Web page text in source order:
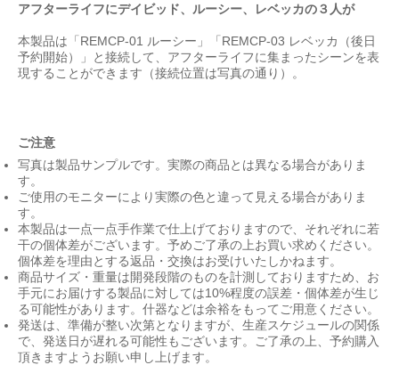
アフターライフにデイビッド、ルーシー、レベッカの３人が
本製品は「REMCP-01 ルーシー」「REMCP-03 レベッカ（後日
予約開始）」と接続して、アフターライフに集まったシーンを表
現することができます（接続位置は写真の通り）。
ご注意
写真は製品サンプルです。実際の商品とは異なる場合がありま
す。
ご使用のモニターにより実際の色と違って見える場合がありま
す。
本製品は一点一点手作業で仕上げておりますので、それぞれに若
干の個体差がございます。予めご了承の上お買い求めください。
個体差を理由とする返品・交換はお受けいたしかねます。
商品サイズ・重量は開発段階のものを計測しておりますため、お
手元にお届けする製品に対しては10%程度の誤差・個体差が生じ
る可能性があります。什器などは余裕をもってご用意ください。
発送は、準備が整い次第となりますが、生産スケジュールの関係
で、発送日が遅れる可能性もございます。ご了承の上、予約購入
頂きますようお願い申し上げます。